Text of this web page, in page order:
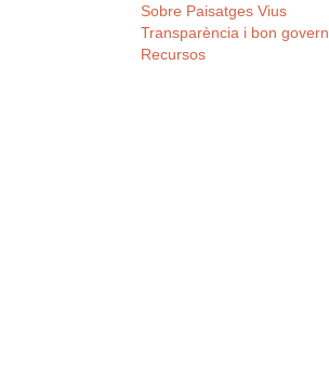
Sobre Paisatges Vius
Transparència i bon govern
Recursos